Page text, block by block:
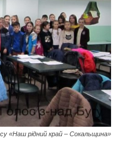
«Наш рідний край – Сокальщина»